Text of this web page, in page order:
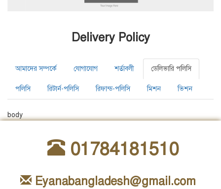
Delivery Policy
আমাদের সম্পর্কে যোগাযোগ শর্তাবলী ডেলিভারি পলিসি
পলিসি রিটার্ন-পলিসি রিফান্ড-পলিসি মিশন ভিশন
body
01784181510
Eyanabangladesh@gmail.com